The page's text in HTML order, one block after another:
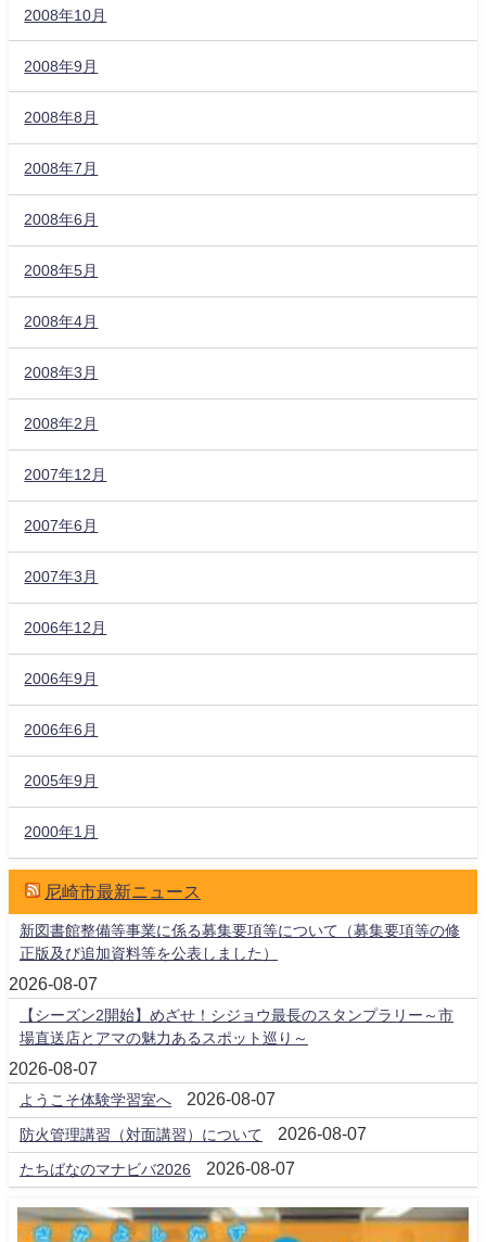
2008年10月
2008年9月
2008年8月
2008年7月
2008年6月
2008年5月
2008年4月
2008年3月
2008年2月
2007年12月
2007年6月
2007年3月
2006年12月
2006年9月
2006年6月
2005年9月
2000年1月
尼崎市最新ニュース
新図書館整備等事業に係る募集要項等について（募集要項等の修
正版及び追加資料等を公表しました）
2026-08-07
【シーズン2開始】めざせ！シジョウ最長のスタンプラリー～市
場直送店とアマの魅力あるスポット巡り～
2026-08-07
ようこそ体験学習室へ 2026-08-07
防火管理講習（対面講習）について 2026-08-07
たちばなのマナビバ2026 2026-08-07